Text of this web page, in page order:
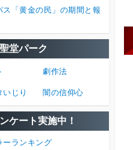
ス「黄金の民」の期間と報
堂パーク
劇作法
いじり 闇の信仰心
ケート実施中！
ーランキング